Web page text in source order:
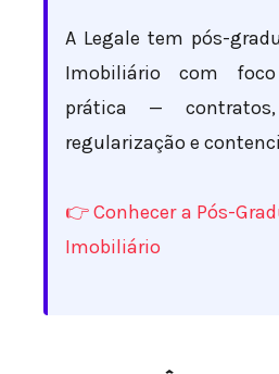
A Legale tem pós-
Imobiliário com
prática — contratos,
regularização e
👉 Conhecer a Pós-
Imobiliário